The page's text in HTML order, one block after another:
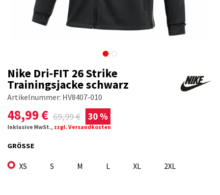
Nike Dri-FIT 26 Strike
Trainingsjacke schwarz
Artikelnummer: HV8407-010
48,99 € 69,99€ 30 %
Inklusive MwSt., zzgl. Versandkosten
GRÖSSE
XS S M L XL 2XL